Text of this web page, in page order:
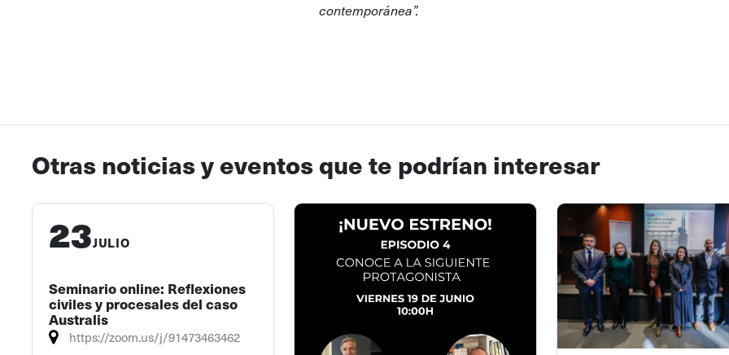
contemporánea”.
Otras noticias y eventos que te podrían interesar
23JULIO
Seminario online: Reflexiones
civiles y procesales del caso
Australis
https://zoom.us/j/91473463462